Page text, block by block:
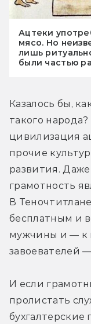
Ацтеки
мясо. Но
лишь
были частью
Казалось бы,
такого
цивилизация
прочие
развития.
грамотность
В
бесплатным и
мужчины и — к
завоевателей
И если
пролистать
бухгалтерские